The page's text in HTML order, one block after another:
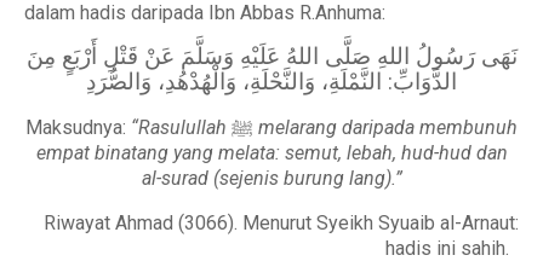
dalam hadis daripada Ibn Abbas R.Anhuma:
نَهَى رَسُولُ اللهِ صَلَّى اللهُ عَلَيْهِ وَسَلَّمَ عَنْ قَتْلِ أَرْبَعٍ مِنَ
الدَّوَابِّ: النَّمْلَةِ، وَالنَّحْلَةِ، وَالْهُدْهُدِ، وَالصُّرَدِ
Maksudnya: “Rasulullah
melarang daripada membunuh
empat binatang yang melata: semut, lebah, hud-hud dan
al-surad (sejenis burung lang).”
Riwayat Ahmad (3066). Menurut Syeikh Syuaib al-Arnaut:
hadis ini sahih.